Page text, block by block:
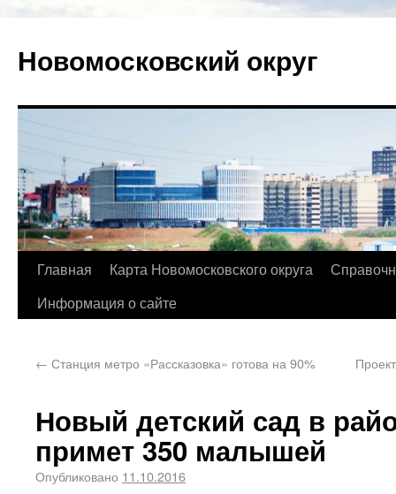
Новомосковский округ
Главная Карта Новомосковского округа
Информация о сайте
← Станция метро «Рассказовка» готова на 90%
Новый детский сад в
примет 350 малышей
Опубликовано 11.10.2016